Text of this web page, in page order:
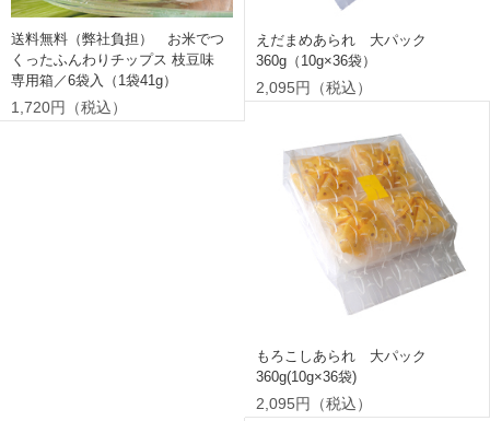
送料無料（弊社負担） お米でつ
くったふんわりチップス 枝豆味
専用箱／6袋入（1袋41g）
1,720円（税込）
えだまめあられ 大パック
360g（10g×36袋）
2,095円（税込）
もろこしあられ 大パック
360g(10g×36袋)
2,095円（税込）